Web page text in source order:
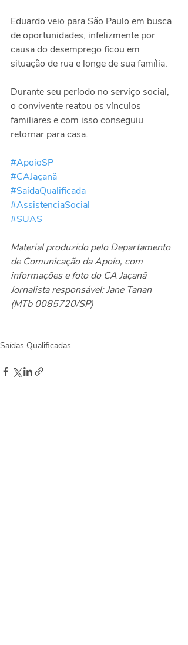
Eduardo veio para São Paulo em busca
de oportunidades, infelizmente por
causa do desemprego ficou em
situação de rua e longe de sua família.
Durante seu período no serviço social,
o convivente reatou os vínculos
familiares e com isso conseguiu
retornar para casa.
#ApoioSP
#CAJaçanã
#SaídaQualificada
#AssistenciaSocial
#SUAS
Material produzido pelo Departamento
de Comunicação da Apoio, com
informações e foto do CA Jaçanã
Jornalista responsável: Jane Tanan
(MTb 0085720/SP)
Saídas Qualificadas